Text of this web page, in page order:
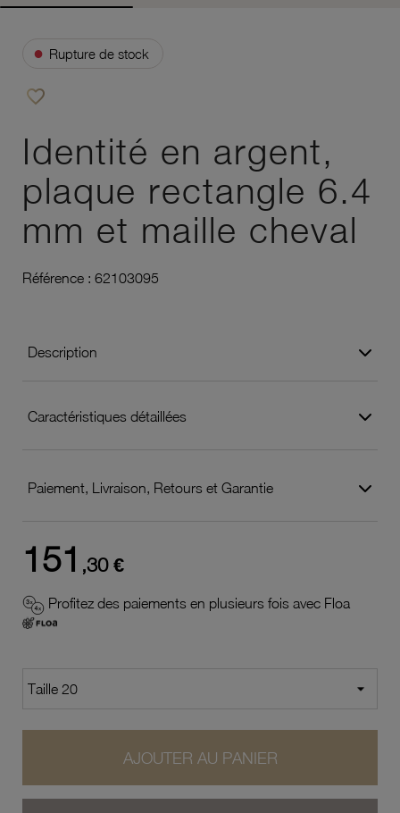
● Rupture de stock
favorite_border
Identité en argent,
plaque rectangle 6.4
mm et maille cheval
Référence : 62103095
Description
Caractéristiques détaillées
Paiement, Livraison, Retours et Garantie
151 ,30 €
Profitez des paiements en plusieurs fois avec Floa
AJOUTER AU PANIER